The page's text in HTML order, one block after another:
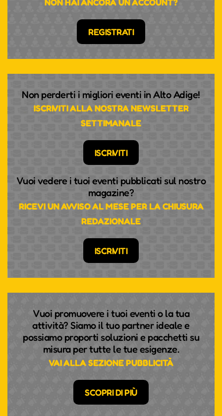
REGISTRATI
Non perderti i migliori eventi in Alto Adige!
ISCRIVITI ALLA NOSTRA NEWSLETTER
SETTIMANALE
ISCRIVITI
Vuoi vedere i tuoi eventi pubblicati sul nostro
magazine?
RICEVI UN AVVISO AL MESE PER LA CHIUSURA
REDAZIONALE
ISCRIVITI
Vuoi promuovere i tuoi eventi o la tua
attività? Siamo il tuo partner ideale e
possiamo proporti soluzioni e pacchetti su
misura per tutte le tue esigenze.
VAI ALLA SEZIONE PUBBLICITÀ
SCOPRI DI PIÙ